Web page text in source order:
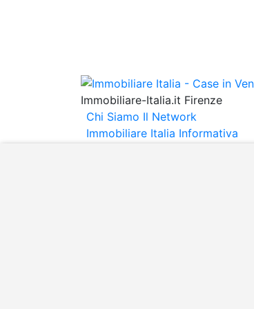
Immobiliare-Italia.it Firenze
Chi Siamo Il Network
Immobiliare Italia Informativa
Gli annunci immobiliari
italia.it quindi non è